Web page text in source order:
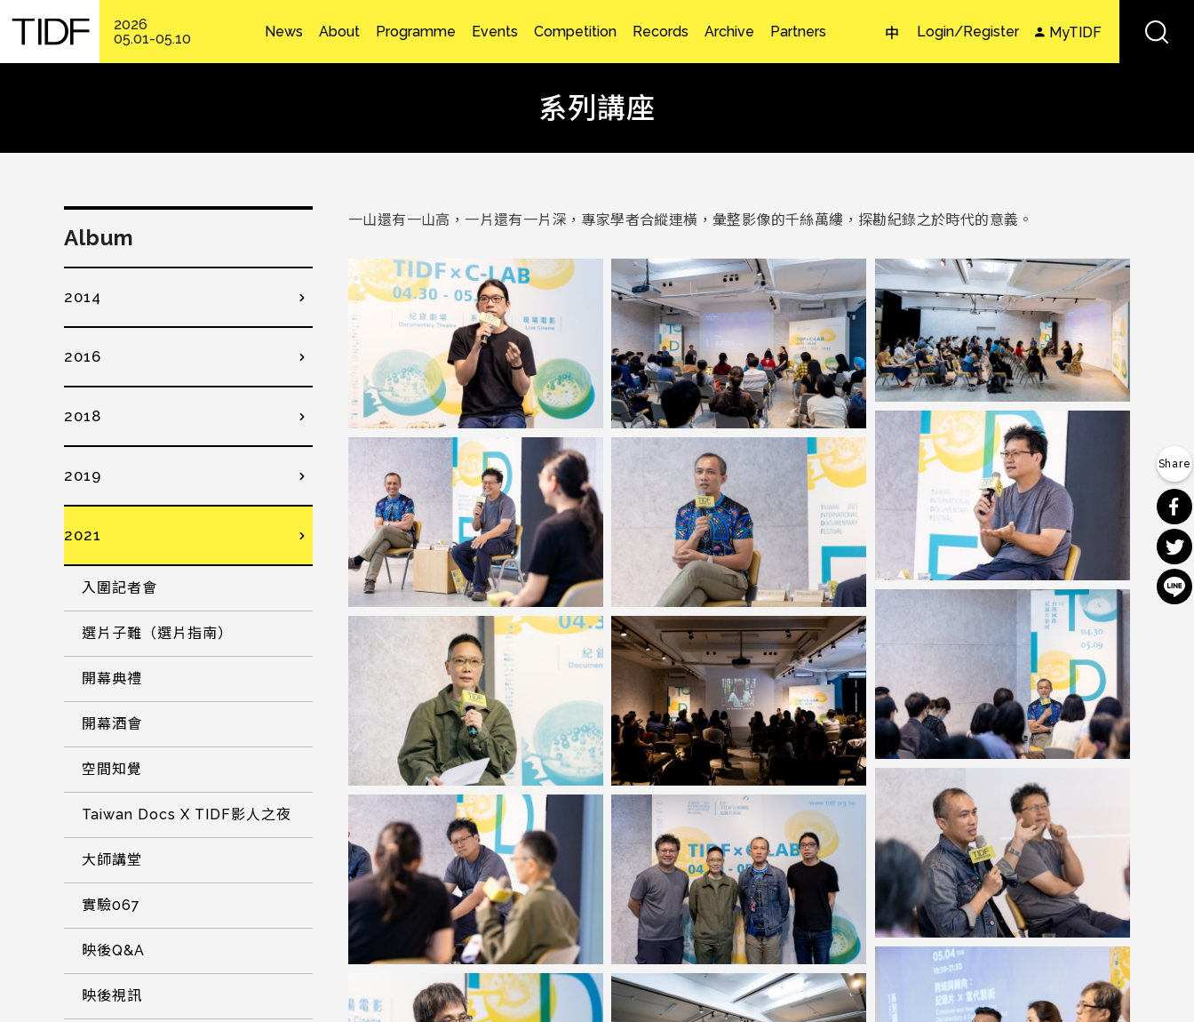
2026
05.01-05.10
中 Login/Register MyTIDF
News About Programme Events Competition Records Archive Partners
系列講座
一山還有一山高，一片還有一片深，專家學者合縱連橫，彙整影像的千絲萬縷，探勘紀錄之於時代的意義。
Album
2014
2016
2018
2019
2021
入圍記者會
選片子難（選片指南）
開幕典禮
開幕酒會
空間知覺
Taiwan Docs X TIDF影人之夜
大師講堂
實驗067
映後Q&A
映後視訊